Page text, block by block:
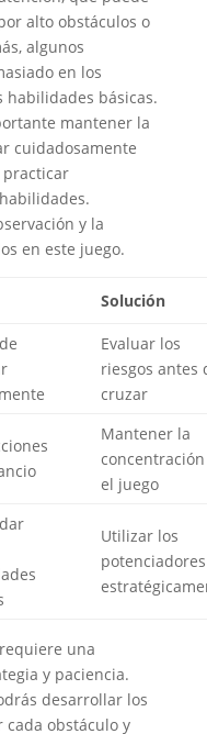
alto obstáculos o
algunos
en los
habilidades básicas.
mantener la
cuidadosamente
practicar
y la
en este juego.
Solución
Evaluar los
riesgos antes
cruzar
Mantener la
el juego
Utilizar los
potenciadores
una
y paciencia.
desarrollar los
cada obstáculo y